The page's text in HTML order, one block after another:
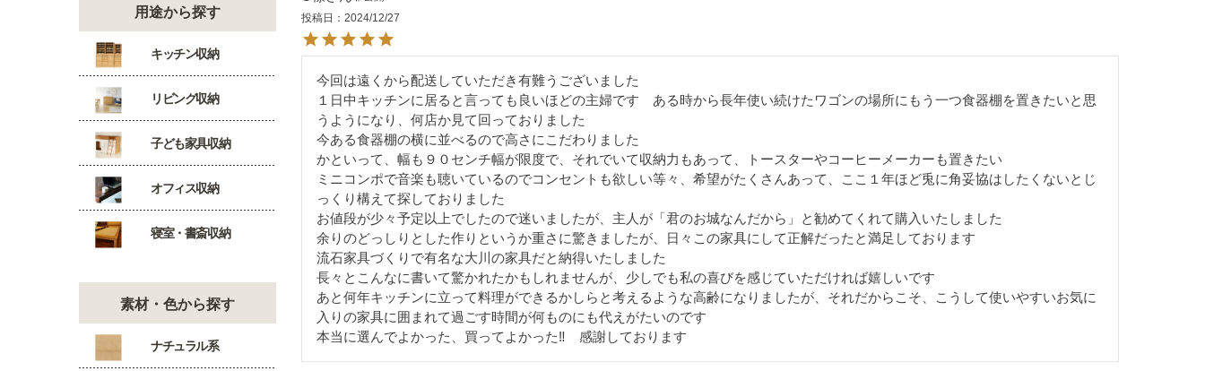
用途から探す
キッチン収納
リビング収納
子ども家具収納
オフィス収納
寝室・書斎収納
素材・色から探す
ナチュラル系
投稿日
2024/12/27
今回は遠くから配送していただき有難うございました
１日中キッチンに居ると言っても良いほどの主婦です　ある時から長年使い続けたワゴンの場所にもう一つ食器棚を置きたいと思
うようになり、何店か見て回っておりました
今ある食器棚の横に並べるので高さにこだわりました
かといって、幅も９０センチ幅が限度で、それでいて収納力もあって、トースターやコーヒーメーカーも置きたい
ミニコンポで音楽も聴いているのでコンセントも欲しい等々、希望がたくさんあって、ここ１年ほど兎に角妥協はしたくないとじ
っくり構えて探しておりました
お値段が少々予定以上でしたので迷いましたが、主人が「君のお城なんだから」と勧めてくれて購入いたしました
余りのどっしりとした作りというか重さに驚きましたが、日々この家具にして正解だったと満足しております
流石家具づくりで有名な大川の家具だと納得いたしました
長々とこんなに書いて驚かれたかもしれませんが、少しでも私の喜びを感じていただければ嬉しいです
あと何年キッチンに立って料理ができるかしらと考えるような高齢になりましたが、それだからこそ、こうして使いやすいお気に
入りの家具に囲まれて過ごす時間が何ものにも代えがたいのです
本当に選んでよかった、買ってよかった‼️　感謝しております